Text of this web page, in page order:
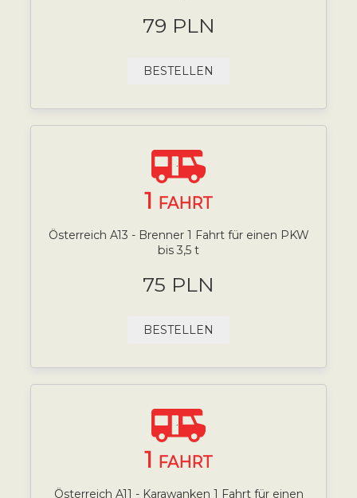
79 PLN
BESTELLEN
1 FAHRT
Österreich A13 - Brenner 1 Fahrt für einen PKW
bis 3,5 t
75 PLN
BESTELLEN
1 FAHRT
Österreich A11 - Karawanken 1 Fahrt für einen